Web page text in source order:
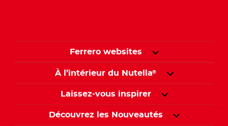
Ferrero websites
À l’intérieur du Nutella®
Laissez-vous inspirer
Découvrez les Nouveautés